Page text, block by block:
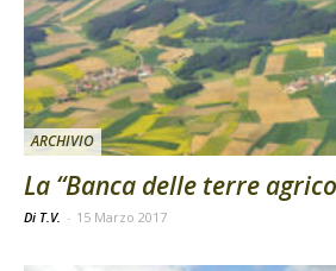
ARCHIVIO
La “Banca delle terre
Di T.V. - 15 Marzo 2017